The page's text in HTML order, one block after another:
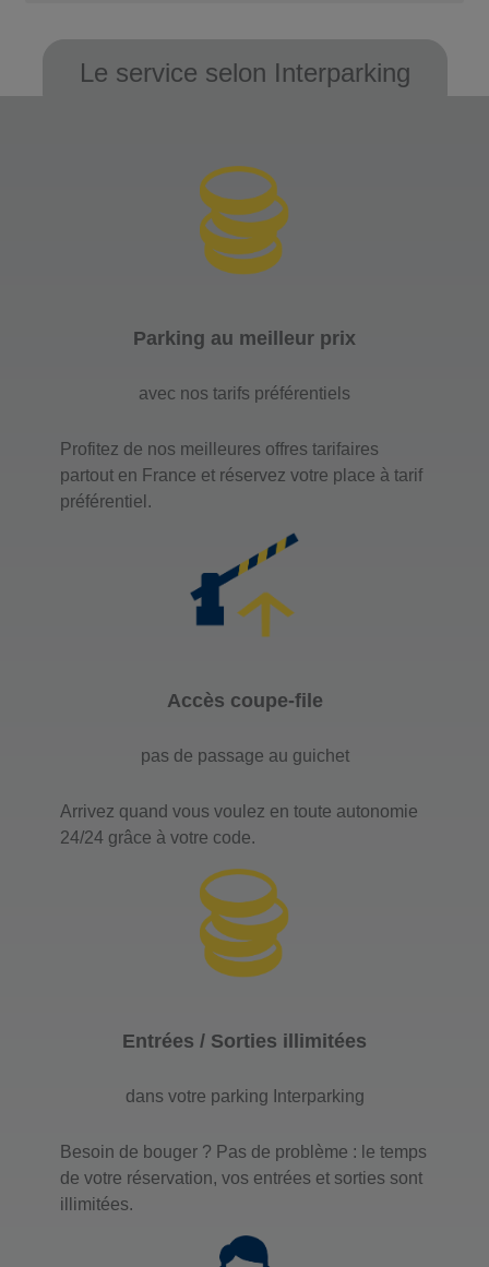
Le service selon Interparking
Parking au meilleur prix
avec nos tarifs préférentiels
Profitez de nos meilleures offres tarifaires
partout en France et réservez votre place à tarif
préférentiel.
Accès coupe-file
pas de passage au guichet
Arrivez quand vous voulez en toute autonomie
24/24 grâce à votre code.
Entrées / Sorties illimitées
dans votre parking Interparking
Besoin de bouger ? Pas de problème : le temps
de votre réservation, vos entrées et sorties sont
illimitées.